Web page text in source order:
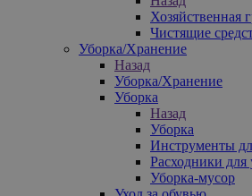
Хозяйственная
Чистящие
Уборка/Хранение
Назад
Уборка/Хранение
Уборка
Назад
Уборка
Инструменты
Расходники для
Уборка-мусор